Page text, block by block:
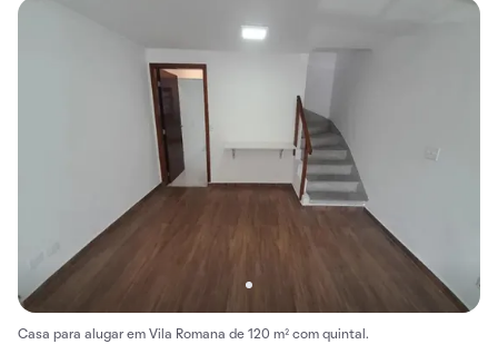
Casa para alugar em Vila Romana de 120 m² com quintal.